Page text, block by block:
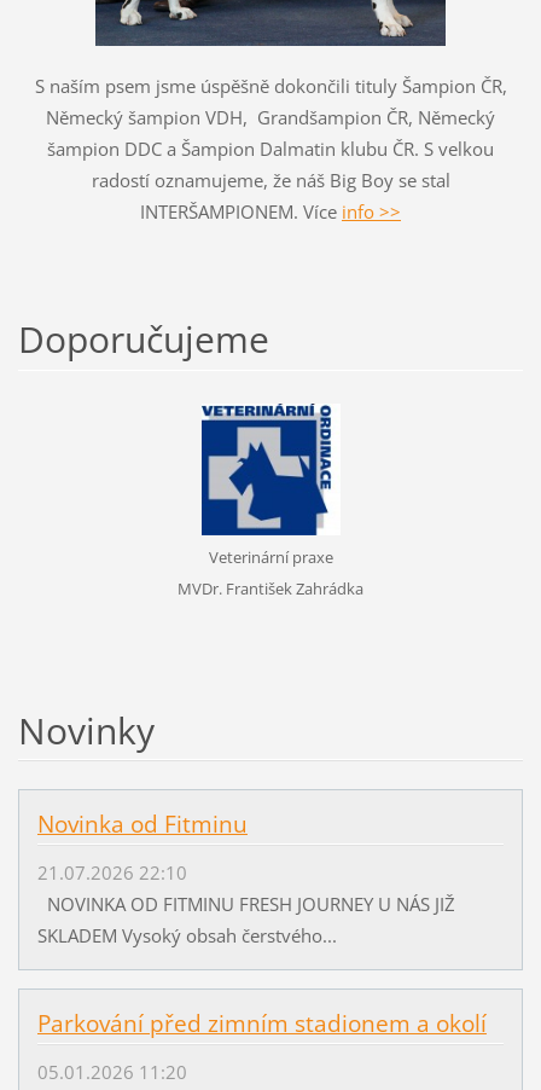
S naším psem jsme úspěšně dokončili tituly Šampion ČR,
Německý šampion VDH, Grandšampion ČR, Německý
šampion DDC a Šampion Dalmatin klubu ČR. S velkou
radostí oznamujeme, že náš Big Boy se stal
INTERŠAMPIONEM. Více info >>
Doporučujeme
Veterinární praxe
MVDr. František Zahrádka
Novinky
Novinka od Fitminu
21.07.2026 22:10
NOVINKA OD FITMINU FRESH JOURNEY U NÁS JIŽ
SKLADEM Vysoký obsah čerstvého...
Parkování před zimním stadionem a okolí
05.01.2026 11:20